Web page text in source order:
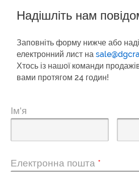
Надішліть нам
Заповніть форму нижче або
електронний лист на
Хтось із нашої команди
вами протягом 24 годин!
Ім'я
Електронна пошта *